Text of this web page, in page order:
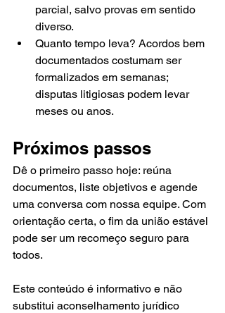
parcial, salvo provas em sentido
diverso.
Quanto tempo leva? Acordos bem
documentados costumam ser
formalizados em semanas;
disputas litigiosas podem levar
meses ou anos.
Próximos passos
Dê o primeiro passo hoje: reúna
documentos, liste objetivos e agende
uma conversa com nossa equipe. Com
orientação certa, o fim da união estável
pode ser um recomeço seguro para
todos.
Este conteúdo é informativo e não
substitui aconselhamento jurídico